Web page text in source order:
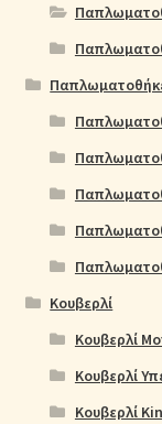
Κουβερλί
Κουβερλί
Κουβερλί
Κουβερλί